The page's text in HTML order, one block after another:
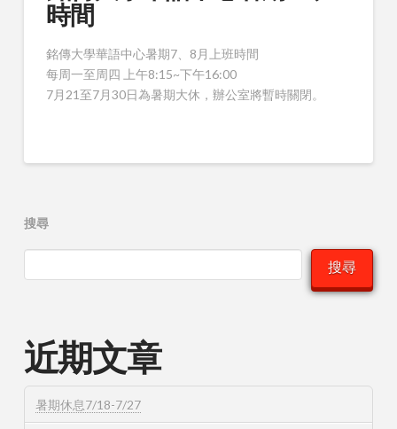
時間
銘傳大學華語中心暑期7、8月上班時間
每周一至周四 上午8:15~下午16:00
7月21至7月30日為暑期大休，辦公室將暫時關閉。
搜尋
搜尋
近期文章
暑期休息7/18-7/27